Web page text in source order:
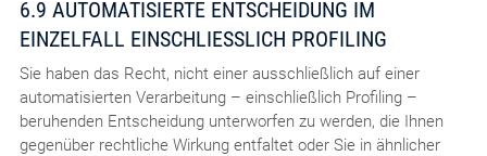
6.9 AUTOMATISIERTE ENTSCHEIDUNG IM
EINZELFALL EINSCHLIESSLICH PROFILING
Sie haben das Recht, nicht einer ausschließlich auf einer
automatisierten Verarbeitung – einschließlich Profiling –
beruhenden Entscheidung unterworfen zu werden, die Ihnen
gegenüber rechtliche Wirkung entfaltet oder Sie in ähnlicher